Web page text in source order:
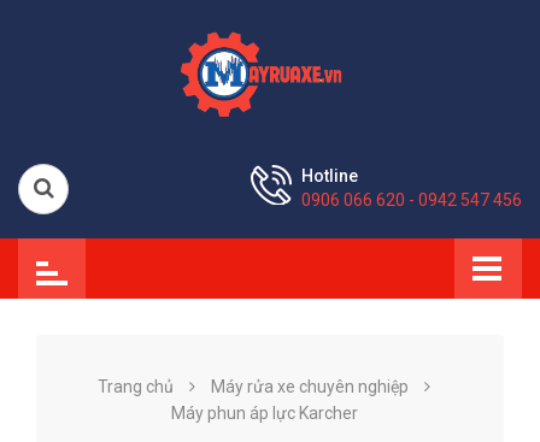
Hotline
0906 066 620 - 0942 547 456
Trang chủ
Máy rửa xe chuyên nghiệp
Máy phun áp lực Karcher